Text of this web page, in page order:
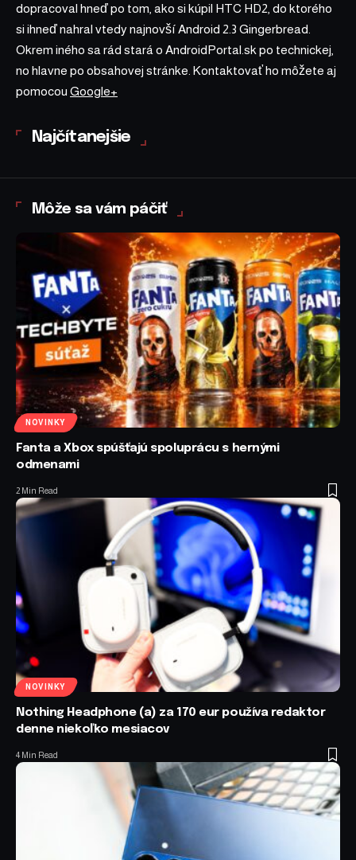
dopracoval hneď po tom, ako si kúpil HTC HD2, do ktorého
si ihneď nahral vtedy najnovší Android 2.3 Gingerbread.
Okrem iného sa rád stará o AndroidPortal.sk po technickej,
no hlavne po obsahovej stránke. Kontaktovať ho môžete aj
pomocou Google+
Najčítanejšie
Môže sa vám páčiť
NOVINKY
Fanta a Xbox spúšťajú spoluprácu s hernými
odmenami
2 Min Read
NOVINKY
Nothing Headphone (a) za 170 eur používa redaktor
denne niekoľko mesiacov
4 Min Read